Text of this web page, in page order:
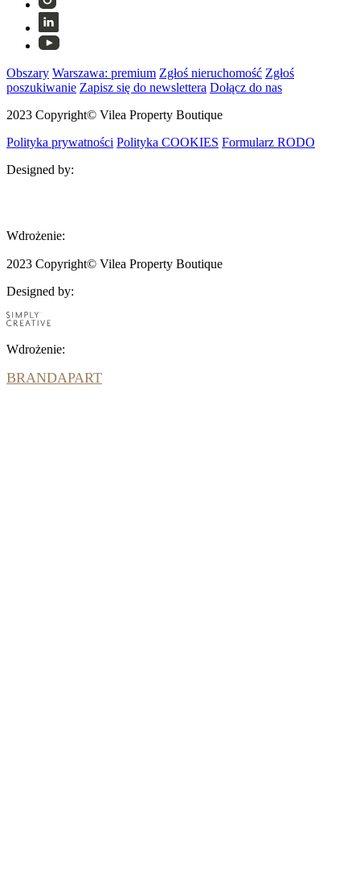
Obszary Warszawa: premium Zgłoś nieruchomość Zgłoś
poszukiwanie Zapisz się do newslettera Dołącz do nas
2023 Copyright© Vilea Property Boutique
Polityka prywatności Polityka COOKIES Formularz RODO
Designed by:
Wdrożenie:
2023 Copyright© Vilea Property Boutique
Designed by:
Wdrożenie:
BRANDAPART